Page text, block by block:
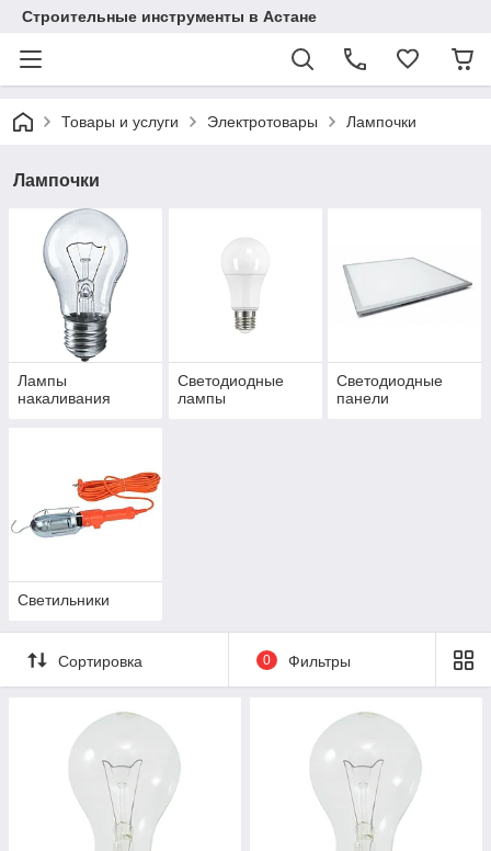
Строительные инструменты в Астане
Товары и услуги Электротовары Лампочки
Лампочки
Лампы
накаливания
Светодиодные
лампы
Светодиодные
панели
Светильники
Сортировка 0 Фильтры